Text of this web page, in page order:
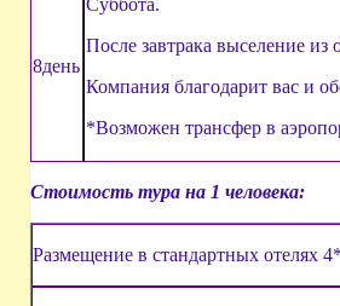
8день
Суббота.
После завтрака выселение из
Компания благодарит вас и
*Возможен трансфер в
Стоимость тура на 1 человека:
Размещение в стандартных отелях 4*